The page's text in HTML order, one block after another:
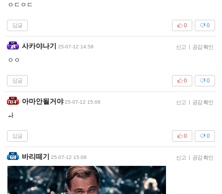
ㅇㄷㅇㄷ
답글 0
0
사카야나기 25-07-12 14:58 신고 | 공감 확인
ㅇㅇ
답글 0
0
아마안될거야 25-07-12 15:06 신고 | 공감 확인
ㅘ
답글 0
0
바리떼기 25-07-12 15:08 신고 | 공감 확인